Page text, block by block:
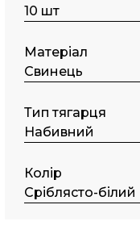
10 шт
Матеріал
Свинець
Тип тягарця
Набивний
Колір
Сріблясто-білий